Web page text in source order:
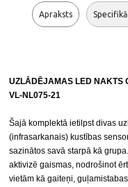
Apraksts
UZLĀDĒJAMAS LED NAKTS
VL-NL075-21
Šajā komplektā ietilpst divas
(infrasarkanais) kustības
sazinātos savā starpā kā
aktivizē gaismas, nodrošinot
vietām kā gaiteņi,